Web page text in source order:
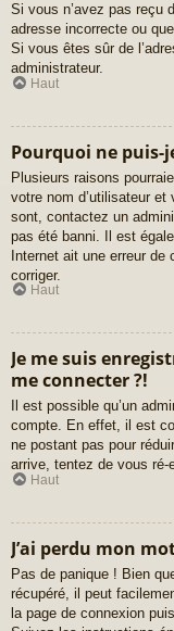
Si vous n’avez pas reçu
adresse incorrecte ou
Si vous êtes sûr de
administrateur.
Haut
Pourquoi ne puis-
Plusieurs raisons
votre nom d’utilisateur
sont, contactez un
pas été banni. Il est
Internet ait une erreur
corriger.
Haut
Je me suis
me connecter ?!
Il est possible qu’un
compte. En effet, il est
ne postant pas pour
arrive, tentez de vous
Haut
J’ai perdu mon
Pas de panique ! Bien
récupéré, il peut
la page de connexion